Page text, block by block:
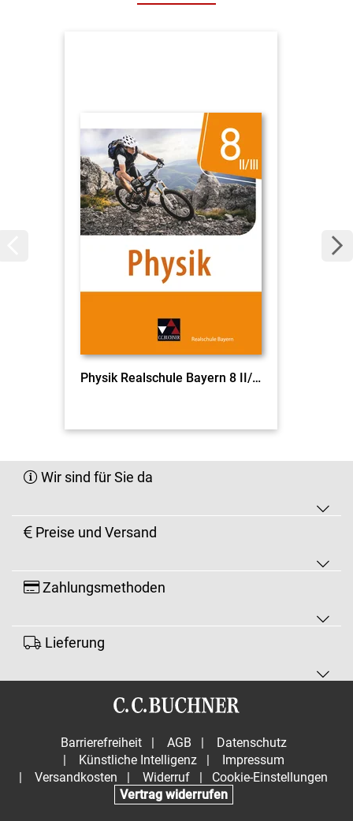
Physik Realschule Bayern 8 II/III
Wir sind für Sie da
Preise und Versand
Zahlungsmethoden
Lieferung
Barrierefreiheit | AGB |
Datenschutz
|
Künstliche Intelligenz |
Impressum
|
Versandkosten | Widerruf |
Cookie-Einstellungen
Vertrag widerrufen